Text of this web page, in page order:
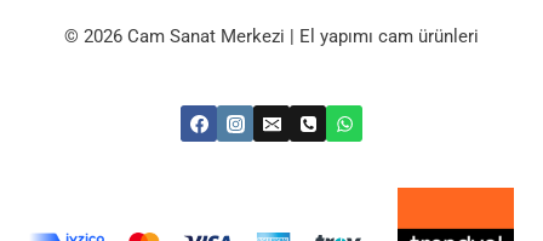
© 2026 Cam Sanat Merkezi | El yapımı cam ürünleri